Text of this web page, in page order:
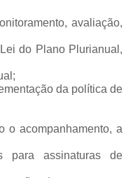
avaliação,
do Plano Plurianual,
da política de
o acompanhamento, a
para assinaturas de